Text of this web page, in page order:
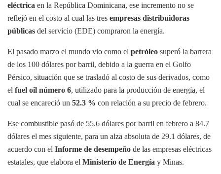
eléctrica en la República Dominicana, ese incremento no se
reflejó en el costo al cual las tres empresas distribuidoras
públicas del servicio (EDE) compraron la energía.
El pasado marzo el mundo vio como el petróleo superó la barrera
de los 100 dólares por barril, debido a la guerra en el Golfo
Pérsico, situación que se trasladó al costo de sus derivados, como
el fuel oil número 6, utilizado para la producción de energía, el
cual se encareció un 52.3 % con relación a su precio de febrero.
Ese combustible pasó de 55.6 dólares por barril en febrero a 84.7
dólares el mes siguiente, para un alza absoluta de 29.1 dólares, de
acuerdo con el Informe de desempeño de las empresas eléctricas
estatales, que elabora el Ministerio de Energía y Minas.